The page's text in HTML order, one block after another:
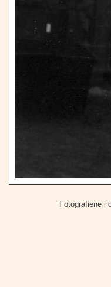
Fotografiene i